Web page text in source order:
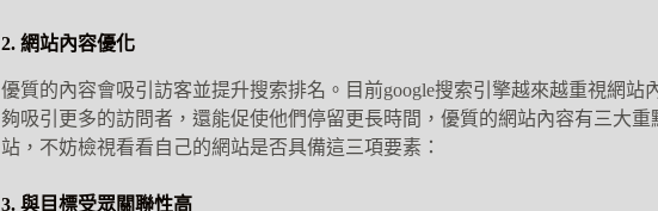
2. 網站內容優化
優質的內容會吸引訪客並提升搜索排名。目前google搜索引擎越來越重視網站
夠吸引更多的訪問者，還能促使他們停留更長時間，優質的網站內容有三大重
站，不妨檢視看看自己的網站是否具備這三項要素：
3. 與目標受眾關聯性高